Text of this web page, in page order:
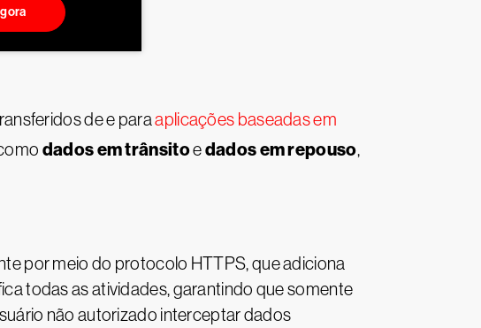
de e paraaplicações baseadas em
dados em trânsitoedados em repouso,
por meio do protocolo HTTPS, que adiciona
todas as atividades, garantindo que somente
não autorizado interceptar dados